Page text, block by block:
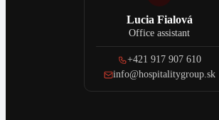
Lucia Fialová
Office assistant
+421 917 907 610
info@hospitalitygroup.sk